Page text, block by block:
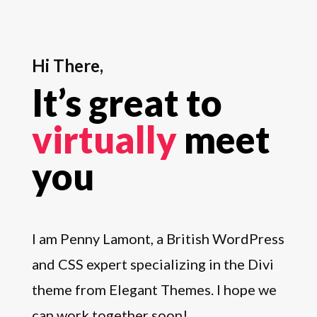
Hi There,
It’s great to
virtually meet
you
I am Penny Lamont, a British WordPress
and CSS expert specializing in the Divi
theme from Elegant Themes. I hope we